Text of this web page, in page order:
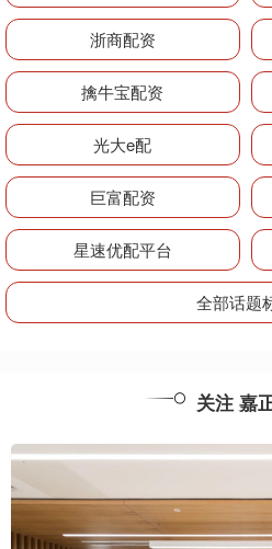
浙商配资
擒牛宝配资
光大e配
巨富配资
星速优配平台
全部话题
关注 嘉